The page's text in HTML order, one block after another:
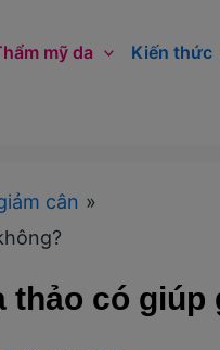
mỹ da Kiến thức
cân
có giúp